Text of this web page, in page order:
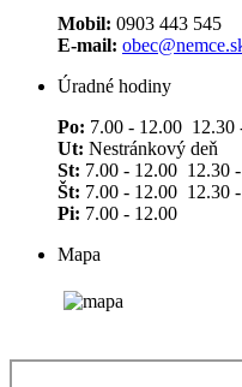
Mobil: 0903 443 545
E-mail:
Úradné hodiny
Po: 7.00 - 12.00 12.30
Ut: Nestránkový deň
St: 7.00 - 12.00 12.30
Št: 7.00 - 12.00 12.30
Pi: 7.00 - 12.00
Mapa